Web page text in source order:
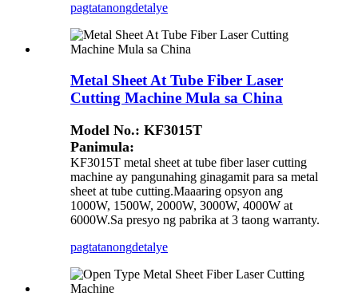
pagtatanongdetalye
Metal Sheet At Tube Fiber Laser
Cutting Machine Mula sa China
Model No.: KF3015T
Panimula:
KF3015T metal sheet at tube fiber laser cutting
machine ay pangunahing ginagamit para sa metal
sheet at tube cutting.Maaaring opsyon ang
1000W, 1500W, 2000W, 3000W, 4000W at
6000W.Sa presyo ng pabrika at 3 taong warranty.
pagtatanongdetalye